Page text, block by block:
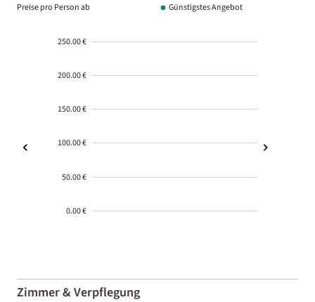
Preise pro Person ab Günstigstes Angebot
250.00 €
200.00 €
150.00 €
100.00 €
50.00 €
0.00 €
01-02
Zimmer & Verpflegung